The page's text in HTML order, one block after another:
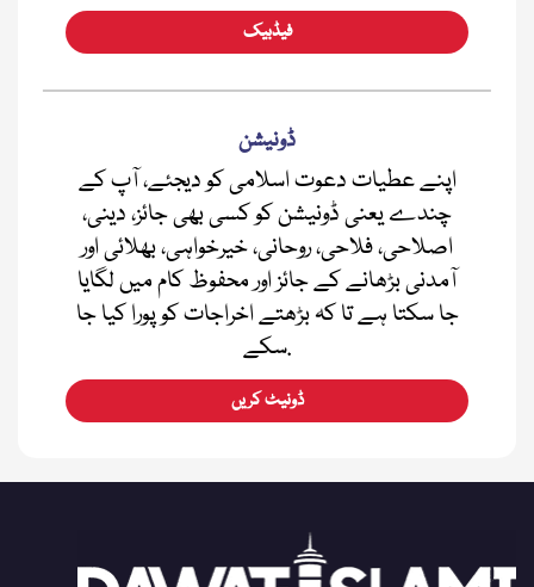
فیڈبیک
ڈونیشن
اپنے عطیات دعوت اسلامی کو دیجئے، آپ کے
چندے یعنی ڈونیشن کو کسی بھی جائز، دینی،
اصلاحی، فلاحی، روحانی، خیرخواہی، بھلائی اور
آمدنی بڑھانے کے جائز اور محفوظ کام میں لگایا
جا سکتا ہے تا کہ بڑھتے اخراجات کو پورا کیا جا
سکے.
ڈونیٹ کریں